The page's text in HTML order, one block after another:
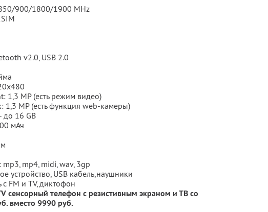
850/900/1800/1900 MHz
v2.0, USB 2.0
1,3 MP (есть режим видео)
1,3 MP (есть функция web-камеры)
до 16 GB
мАч
mp4, midi, wav, 3gp
устройство, USB кабель,наушники
FM и TV, диктофон
сенсорный телефон с резистивным экраном и ТВ со
вместо 9990 руб.